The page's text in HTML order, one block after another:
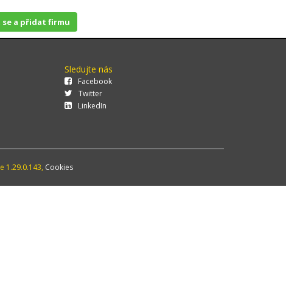
a přidat firmu
Sledujte nás
Facebook
Twitter
LinkedIn
1.29.0.143, Cookies